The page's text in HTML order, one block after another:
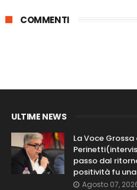
COMMENTI
ULTIME NEWS
La Voce
passo dal
positività fu
Agosto 07,